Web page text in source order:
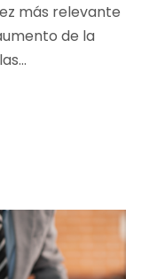
más relevante
de la